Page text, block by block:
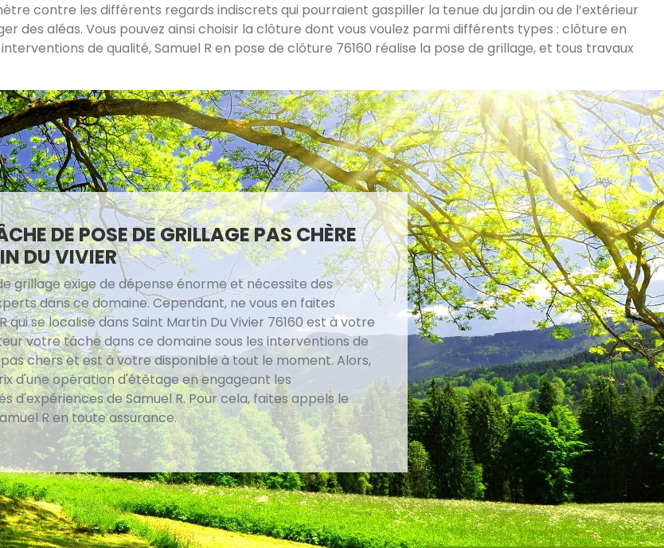
contre les différents regards indiscrets qui pourraient gaspiller la tenue du jardin ou de l’extérieur
aléas. Vous pouvez ainsi choisir la clôture dont vous voulez parmi différents types : clôture en
de qualité, Samuel R en pose de clôture 76160 réalise la pose de grillage, et tous travaux
DE POSE DE GRILLAGE PAS CHÈRE
DU VIVIER
grillage exige de dépense énorme et nécessite des
dans ce domaine. Cependant, ne vous en faites
qui se localise dans Saint Martin Du Vivier 76160 est à votre
votre tâche dans ce domaine sous les interventions de
chers et est à votre disponible à tout le moment. Alors,
d'une opération d'étêtage en engageant les
d'expériences de Samuel R. Pour cela, faites appels le
R en toute assurance.